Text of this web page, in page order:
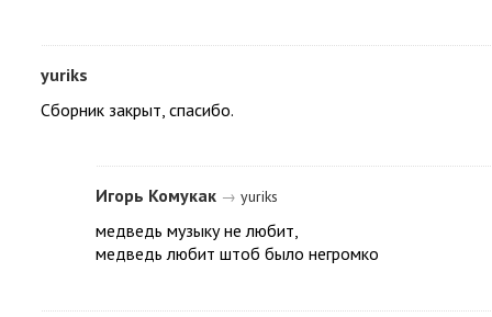
yuriks
Сборник закрыт, спасибо.
Игорь Комукак → yuriks
медведь музыку не любит,
медведь любит штоб было негромко